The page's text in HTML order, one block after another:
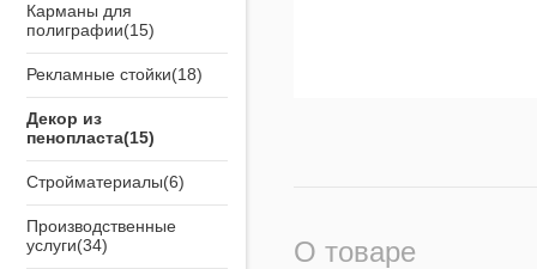
Карманы для
полиграфии
Рекламные стойки
Декор из
пенопласта
Стройматериалы
Производственные
услуги
О товаре